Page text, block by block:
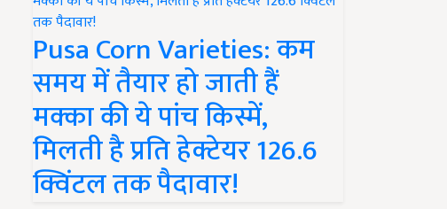
Pusa Corn Varieties: कम
समय में तैयार हो जाती हैं
मक्का की ये पांच किस्में,
मिलती है प्रति हेक्टेयर 126.6
क्विंटल तक पैदावार!